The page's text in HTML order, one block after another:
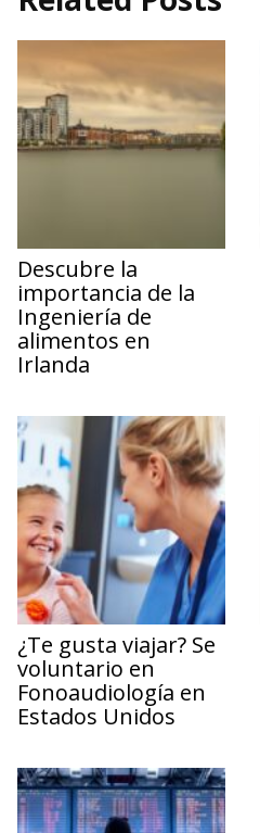
Descubre la
importancia de la
Ingeniería de
alimentos en
Irlanda
¿Te gusta viajar? Se
voluntario en
Fonoaudiología en
Estados Unidos